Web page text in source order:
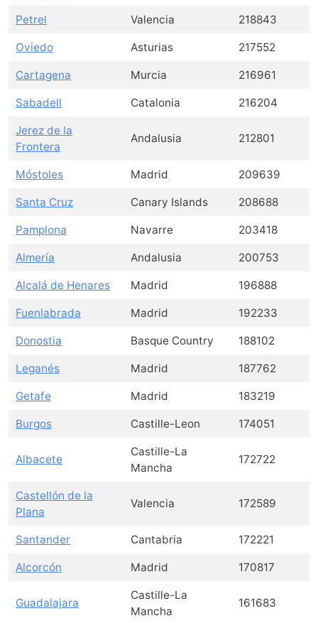
Petrel Valencia 218843
Oviedo Asturias 217552
Cartagena Murcia 216961
Sabadell Catalonia 216204
Jerez de la
Frontera
Andalusia 212801
Móstoles Madrid 209639
Santa Cruz Canary Islands 208688
Pamplona Navarre 203418
Almería Andalusia 200753
Alcalá de Henares Madrid 196888
Fuenlabrada Madrid 192233
Donostia Basque Country 188102
Leganés Madrid 187762
Getafe Madrid 183219
Burgos Castille-Leon 174051
Albacete
Castille-La
Mancha
172722
Castellón de la
Plana
Valencia 172589
Santander Cantabria 172221
Alcorcón Madrid 170817
Guadalajara
Castille-La
Mancha
161683